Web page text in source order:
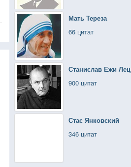
Мать Тереза
66 цитат
Станислав Ежи Лец
900 цитат
Стас Янковский
346 цитат